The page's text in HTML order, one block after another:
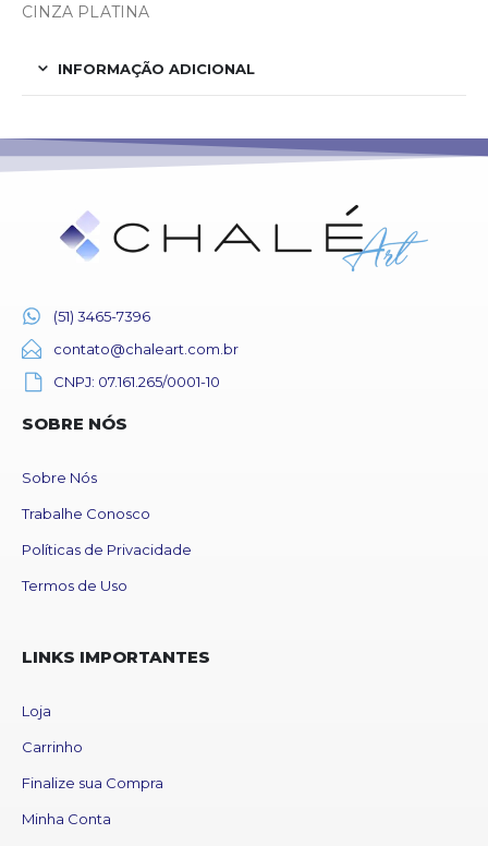
CINZA PLATINA
INFORMAÇÃO ADICIONAL
(51) 3465-7396
contato@chaleart.com.br
CNPJ: 07.161.265/0001-10
SOBRE NÓS
Sobre Nós
Trabalhe Conosco
Políticas de Privacidade
Termos de Uso
LINKS IMPORTANTES
Loja
Carrinho
Finalize sua Compra
Minha Conta